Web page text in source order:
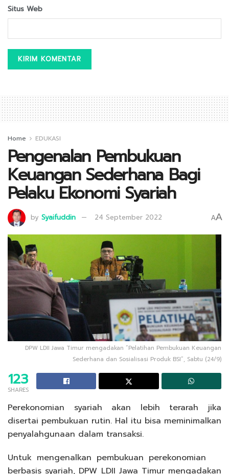
Situs Web
Home EDUKASI
Pengenalan Pembukuan
Keuangan Sederhana Bagi
Pelaku Ekonomi Syariah
by Syaifuddin 24 September 2022 AA
DPW LDII Jawa Timur mengadakan “Pelatihan Pembukuan Keuangan
Sederhana dan Sosialisasi Produk BSI”, Sabtu (24/9)
123
SHARES
Perekonomian syariah akan lebih terarah jika
disertai pembukuan rutin. Hal itu bisa meminimalkan
penyalahgunaan dalam transaksi.
Untuk mengenalkan pembukuan perekonomian
berbasis syariah, DPW LDII Jawa Timur mengadakan